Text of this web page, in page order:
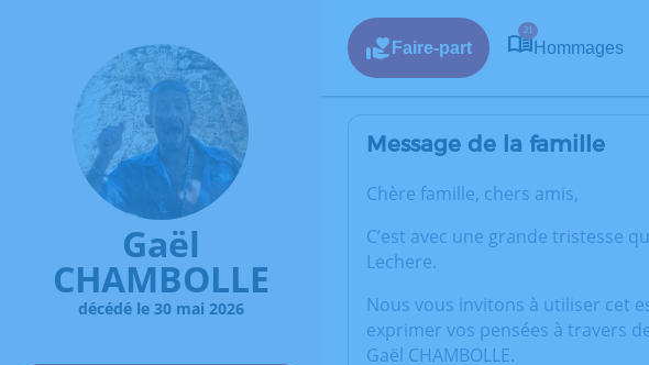
Gaël
CHAMBOLLE
décédé le 30 mai 2026
Faire-part
21
Hommages
Message de la famille
Chère famille, chers amis,
C’est avec une grande tristesse
Lechere.
Nous vous invitons à utiliser cet
exprimer vos pensées à travers
Gaël CHAMBOLLE.